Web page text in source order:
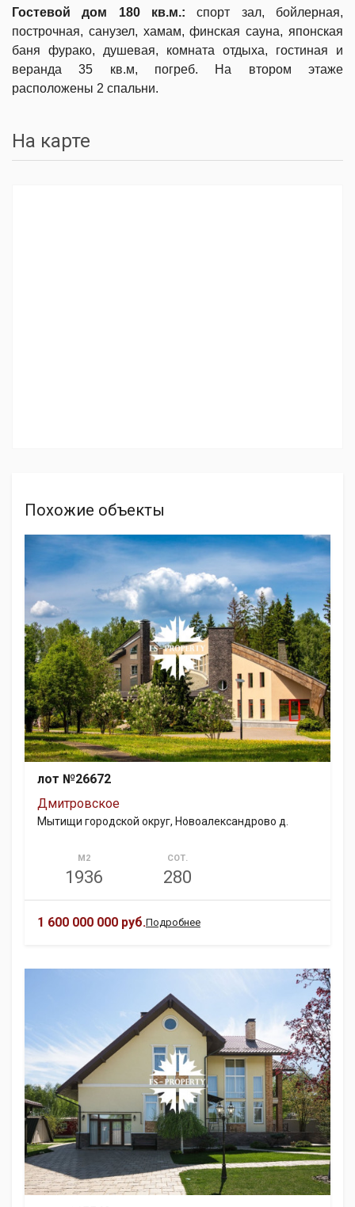
Гостевой дом 180 кв.м.: спорт зал, бойлерная,
построчная, санузел, хамам, финская сауна, японская
баня фурако, душевая, комната отдыха, гостиная и
веранда 35 кв.м, погреб. На втором этаже
расположены 2 спальни.
На карте
Похожие объекты
лот №26672
Дмитровское
Мытищи городской округ, Новоалександрово д.
М2
1936
СОТ.
280
1 600 000 000 руб.Подробнее